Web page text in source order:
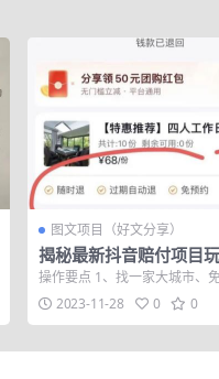
图文项目（好文分享）
揭秘最新抖音赔付项目玩
操作要点 1、找一家大城市、
将房!!! 时间选择在晚上19:00之
2023-11-28 0 0